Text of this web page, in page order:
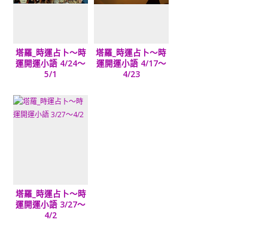
塔羅_時運占卜～時
運開運小語 4/24～
5/1
塔羅_時運占卜～時
運開運小語 4/17～
4/23
塔羅_時運占卜～時
運開運小語 3/27～
4/2